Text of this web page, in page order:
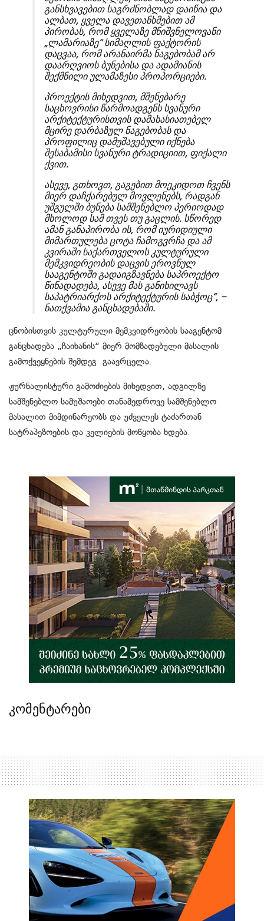
განსხვავებით საგრძნობლად დაიწია და
ალბათ, ყველა დავეთანხმებით ამ
პირობას, რომ ყველაზე მნიშვნელოვანი
„ლამარიაზე“ სიმაღლის ფაქტორის
დაცვაა, რომ არანაირმა ნაგებობამ არ
დაარღვიოს ბუნებისა და ადამიანის
შექმნილი ულამაზესი პროპორციები.
პროექტის მიხედვით, მშენებარე
საცხოვრისი წარმოადგენს სვანური
არქიტექტურისთვის დამახასიათებელ
მცირე დარბაზულ ნაგებობას და
პროფილიც დამუშავებული იქნება
შესაბამისი სვანური ტრადიციით, ფიქალი
ქვით.
ასევე, გთხოვთ, გაგებით მოეკიდოთ ჩვენს
მიერ დაჩქარებულ მოვლენებს, რადგან
უშგულში ბუნება სამშენებლო პერიოდად
მხოლოდ სამ თვეს თუ გაცლის. სწორედ
ამან განაპირობა ის, რომ იურიდიული
მიმართულება ცოტა ჩამოგვრჩა და ამ
კვირაში საქართველოს კულტურული
მემკვიდრეობის დაცვის ეროვნულ
სააგენტოში გადაიგზავნება საპროექტო
წინადადება, ასევე მას განიხილავს
საპატრიარქოს არქიტექტურის საბჭოც“, –
ნათქვამია განცხადებაში.
ცნობისთვის კულტურული მემკვიდრეობის სააგენტომ
განცხადება „ჩაიხანის“ მიერ მომზადებული მასალის
გამოქვეყნების შემდეგ გაავრცელა.
ჟურნალისტური გამოძიების მიხედვით, ადგილზე
სამშენებლო სამუშაოები თანამედროვე სამშენებლო
მასალით მიმდინარეობს და უძველეს ტაძართან
სატრაპეზოების და კელიების მოწყობა ხდება.
კომენტარები